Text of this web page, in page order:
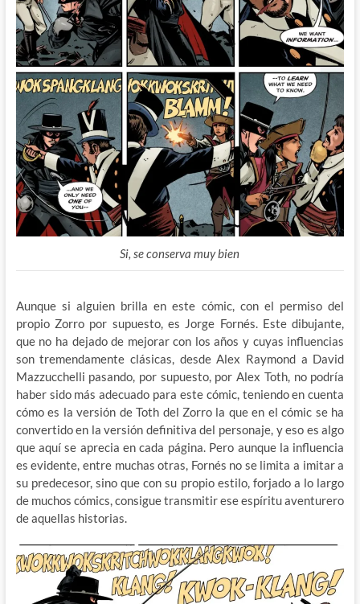
Si, se conserva muy bien
Aunque si alguien brilla en este cómic, con el permiso del
propio Zorro por supuesto, es Jorge Fornés. Este dibujante,
que no ha dejado de mejorar con los años y cuyas influencias
son tremendamente clásicas, desde Alex Raymond a David
Mazzucchelli pasando, por supuesto, por Alex Toth, no podría
haber sido más adecuado para este cómic, teniendo en cuenta
cómo es la versión de Toth del Zorro la que en el cómic se ha
convertido en la versión definitiva del personaje, y eso es algo
que aquí se aprecia en cada página. Pero aunque la influencia
es evidente, entre muchas otras, Fornés no se limita a imitar a
su predecesor, sino que con su propio estilo, forjado a lo largo
de muchos cómics, consigue transmitir ese espíritu aventurero
de aquellas historias.